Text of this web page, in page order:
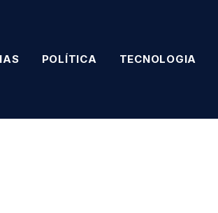
POLÍTICA TECNOLOGIA